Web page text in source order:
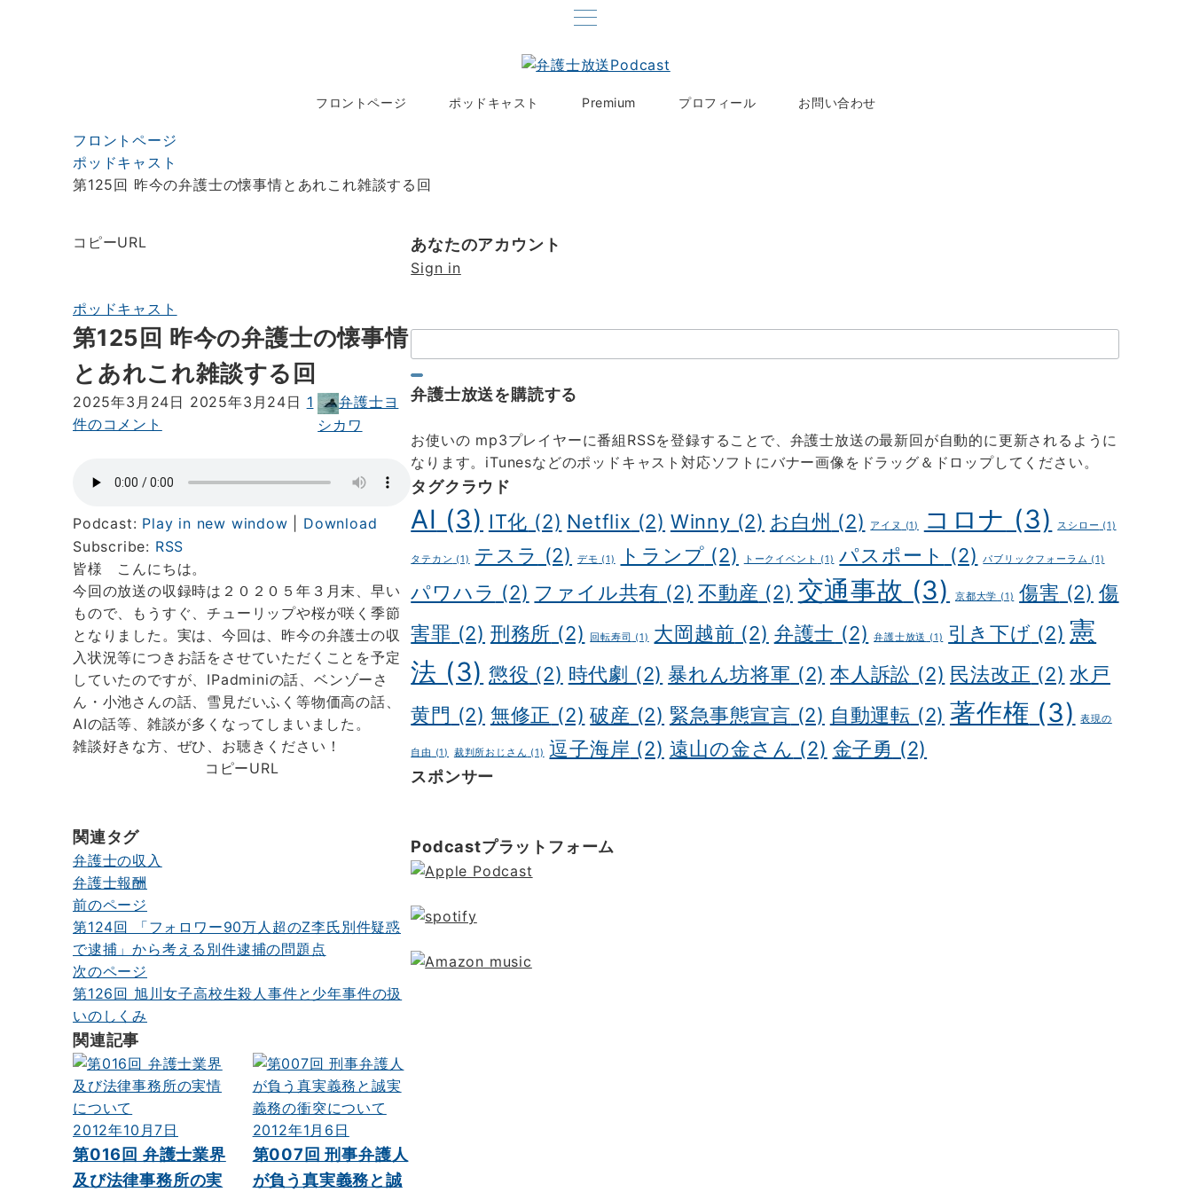
フロントページ ポッドキャスト Premium プロフィール お問い合わせ
フロントページ
ポッドキャスト
第125回 昨今の弁護士の懐事情とあれこれ雑談する回
コピーURL
ポッドキャスト
第125回 昨今の弁護士の懐事情
とあれこれ雑談する回
2025年3月24日 2025年3月24日 第
125
今
弁
の
懐
事
情
あ
れ
こ
第
125
今
弁
の
懐
事
情
あ
れ
こ
の
1
件のコメント
弁護士ヨ
シカワ
Podcast: Play in new window
Download
Subscribe: RSS
皆様 こんにちは。
今回の放送の収録時は２０２０５年３月末、早い
もので、もうすぐ、チューリップや桜が咲く季節
となりました。実は、今回は、昨今の弁護士の収
入状況等につきお話をさせていただくことを予定
していたのですが、IPadminiの話、ベンゾーさ
ん・小池さんの話、雪見だいふく等物価高の話、
AIの話等、雑談が多くなってしまいました。
雑談好きな方、ぜひ、お聴きください！
コピーURL
関連タグ
弁護士の収入
弁護士報酬
投
稿
ナ
ビ
ゲ
ー
シ
ョ
ン
前のページ
第124回 「フォロワー90万人超のZ李氏別件疑惑
で逮捕」から考える別件逮捕の問題点
次のページ
第126回 旭川女子高校生殺人事件と少年事件の扱
いのしくみ
関連記事
2012年10月7日
第016回 弁護士業界
及び法律事務所の実
2012年1月6日
第007回 刑事弁護人
が負う真実義務と誠
あなたのアカウント
Sign in
索：
弁護士放送を購読する
お使いの mp3プレイヤーに番組RSSを登録することで、弁護士放送の最新回が自動的に更新されるように
なります。iTunesなどのポッドキャスト対応ソフトにバナー画像をドラッグ＆ドロップしてください。
タグクラウド
AI (3) IT化 (2) Netflix (2) Winny (2) お白州 (2) アイヌ (1) コロナ (3) スシロー (1)
タテカン (1) テスラ (2) デモ (1) トランプ (2) トークイベント (1) パスポート (2) パブリックフォーラム (1)
パワハラ (2) ファイル共有 (2) 不動産 (2) 交通事故 (3) 京都大学 (1) 傷害 (2) 傷
害罪 (2) 刑務所 (2) 回転寿司 (1) 大岡越前 (2) 弁護士 (2) 弁護士放送 (1) 引き下げ (2) 憲
法 (3) 懲役 (2) 時代劇 (2) 暴れん坊将軍 (2) 本人訴訟 (2) 民法改正 (2) 水戸
黄門 (2) 無修正 (2) 破産 (2) 緊急事態宣言 (2) 自動運転 (2) 著作権 (3) 表現の
自由 (1) 裁判所おじさん (1) 逗子海岸 (2) 遠山の金さん (2) 金子勇 (2)
スポンサー
Podcastプラットフォーム